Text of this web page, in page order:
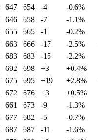
647 654 -4 -0.6%
646 658 -7 -1.1%
655 665 -1 -0.2%
663 666 -17 -2.5%
683 683 -15 -2.2%
692 698 +3 +0.4%
675 695 +19 +2.8%
672 676 +3 +0.5%
661 673 -9 -1.3%
677 682 -5 -0.7%
687 687 -11 -1.6%